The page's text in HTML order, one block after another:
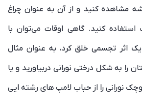
مشاهده کنید و از آن به عنوان چراغ
کنید. گاهی اوقات می‌توان با
اثر تجسمی خلق کرد، به عنوان مثال
را به شکل درختی نورانی دربیاورید و یا
نورانی را از حباب لامپ‌ های رشته‌ ایی